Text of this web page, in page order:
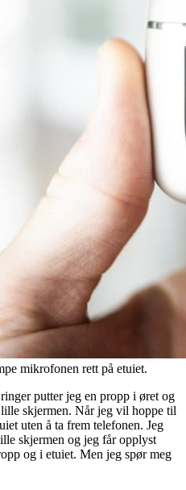
mikrofonen rett på etuiet.
putter jeg en propp i øret og
skjermen. Når jeg vil hoppe til
uten å ta frem telefonen. Jeg
skjermen og jeg får opplyst
og i etuiet. Men jeg spør meg